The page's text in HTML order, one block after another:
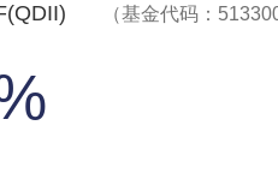
（基金代码：